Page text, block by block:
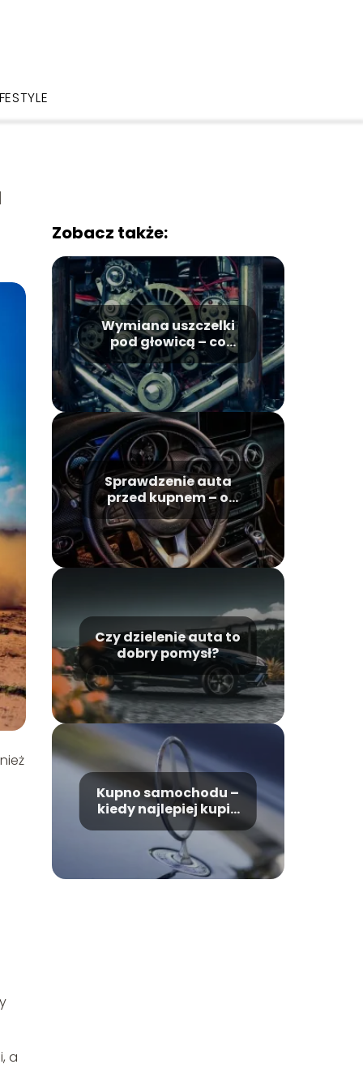
a
Zobacz także:
Wymiana uszczelki
pod głowicą – co
warto wiedzieć?
Sprawdzenie auta
przed kupnem – o
czym warto
pamiętać?
Czy dzielenie auta to
dobry pomysł?
Kupno samochodu –
kiedy najlepiej kupić
samochód?